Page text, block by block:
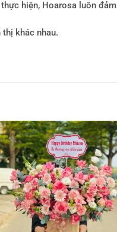
hiện, Hoarosa luôn đảm
khác nhau.